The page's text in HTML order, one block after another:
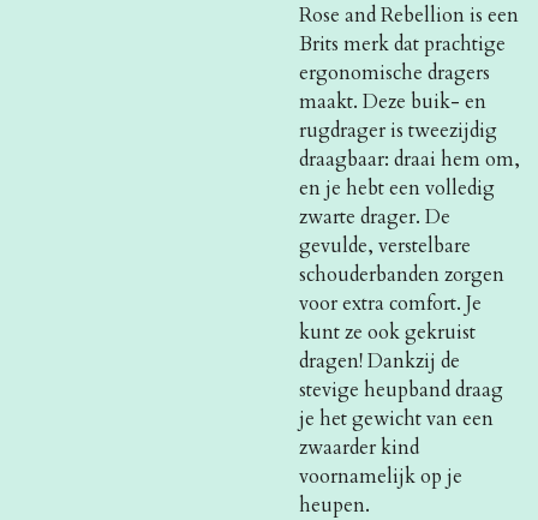
Rose and Rebellion is een
Brits merk dat prachtige
ergonomische dragers
maakt. Deze buik- en
rugdrager is tweezijdig
draagbaar: draai hem om,
en je hebt een volledig
zwarte drager. De
gevulde, verstelbare
schouderbanden zorgen
voor extra comfort. Je
kunt ze ook gekruist
dragen! Dankzij de
stevige heupband draag
je het gewicht van een
zwaarder kind
voornamelijk op je
heupen.